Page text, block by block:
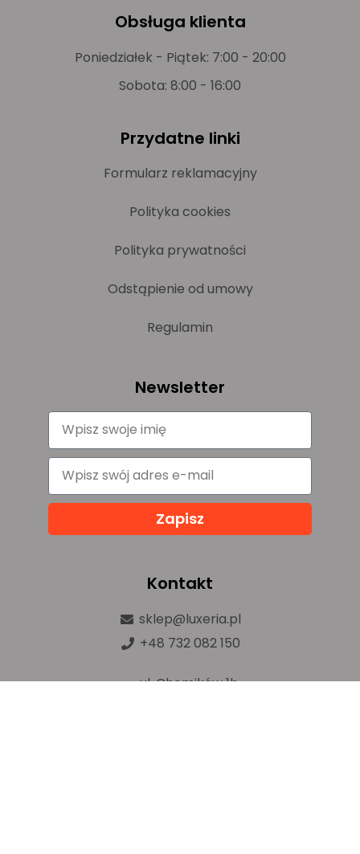
Obsługa klienta
Poniedziałek - Piątek: 7:00 - 20:00
Sobota: 8:00 - 16:00
Przydatne linki
Formularz reklamacyjny
Polityka cookies
Polityka prywatności
Odstąpienie od umowy
Regulamin
Newsletter
Zapisz
Kontakt
sklep@luxeria.pl
+48 732 082 150
ul. Chemików 1b,